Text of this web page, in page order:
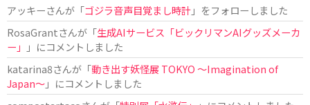
アッキーさんが「ゴジラ音声目覚まし時計」をフォローしました
RosaGrantさんが「生成AIサービス「ビックリマンAIグッズメーカ
ー」
」にコメントしました
katarina8さんが「動き出す妖怪展 TOKYO 〜Imagination of
Japan〜」にコメントしました